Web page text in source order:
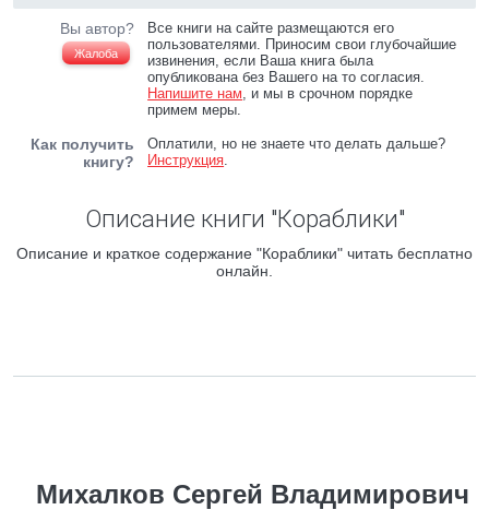
Вы автор?
Жалоба
Все книги на сайте размещаются его
пользователями. Приносим свои глубочайшие
извинения, если Ваша книга была
опубликована без Вашего на то согласия.
Напишите нам, и мы в срочном порядке
примем меры.
Как получить
книгу?
Оплатили, но не знаете что делать дальше?
Инструкция.
Описание книги "Кораблики"
Описание и краткое содержание "Кораблики" читать бесплатно
онлайн.
Михалков Сергей Владимирович